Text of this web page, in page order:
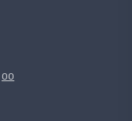
00